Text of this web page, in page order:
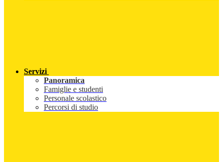
Servizi
Panoramica
Famiglie e studenti
Personale scolastico
Percorsi di studio